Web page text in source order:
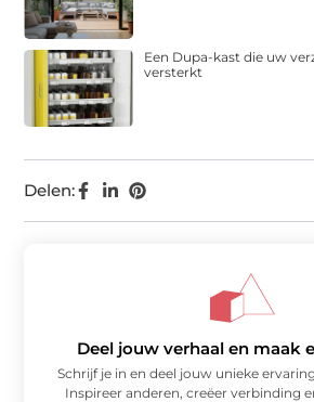
Delen:
Een Dupa-kast die uw
versterkt
Deel jouw verhaal en maak
Schrijf je in en deel jouw unieke
Inspireer anderen, creëer verbinding